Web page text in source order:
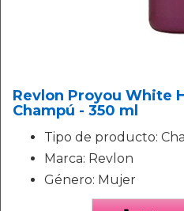
Revlon Proyou White
Champú - 350 ml
Tipo de producto:
Marca: Revlon
Género: Mujer